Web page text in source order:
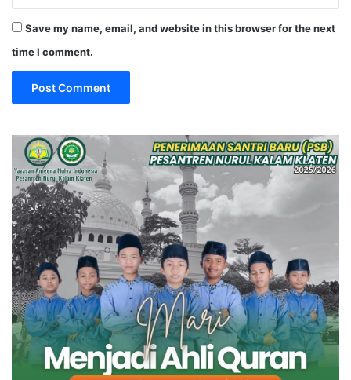
Save my name, email, and website in this browser for the next
time I comment.